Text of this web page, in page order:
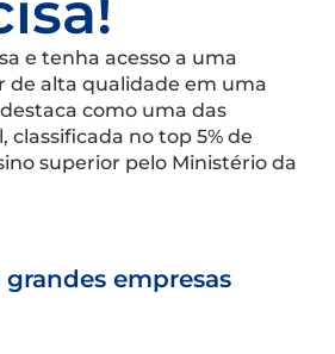
e tenha acesso a uma
de alta qualidade em uma
como uma das
classificada no top 5% de
superior pelo Ministério da
empresas